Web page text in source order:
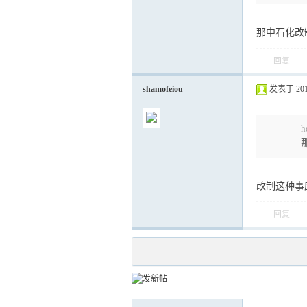
那中石化改
回复
shamofeiou 发表于
改制这种
回复